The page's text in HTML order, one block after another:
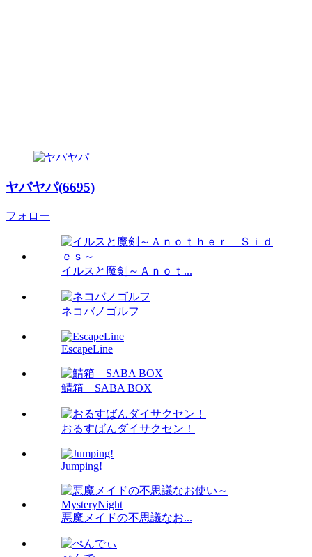
ヤパヤパ(6695)
フォロー
イルスと魔剣～Ａｎｏｔ...
ネコバノゴルフ
EscapeLine
鯖箱 SABA BOX
おるすばんダイサクセン！
Jumping!
悪魔メイドの不思議なお...